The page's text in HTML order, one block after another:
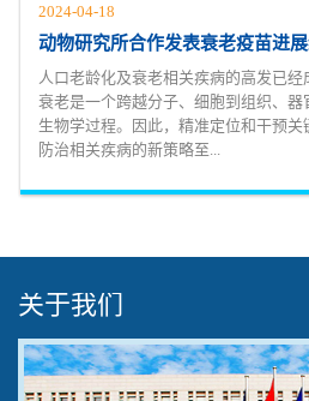
2024-04-18
动物研究所合作发表衰老疫苗进
人口老龄化及衰老相关疾病的高发已经
衰老是一个跨越分子、细胞到组织、
生物学过程。因此，精准定位和干预
防治相关疾病的新策略至...
关于我们